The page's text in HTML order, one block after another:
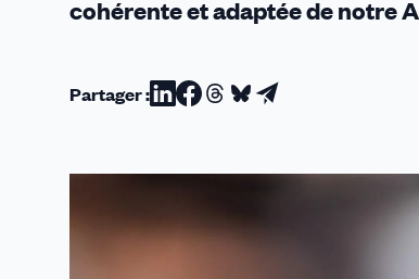
cohérente et adaptée de notre
Partager :Partager
Linkedin
Partager
Facebook
Partager
Threads
Partager
Bluesky
Partager
email